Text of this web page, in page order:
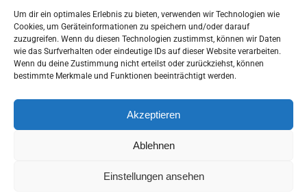
Um dir ein optimales Erlebnis zu bieten, verwenden wir Technologien wie
Cookies, um Geräteinformationen zu speichern und/oder darauf
zuzugreifen. Wenn du diesen Technologien zustimmst, können wir Daten
wie das Surfverhalten oder eindeutige IDs auf dieser Website verarbeiten.
Wenn du deine Zustimmung nicht erteilst oder zurückziehst, können
bestimmte Merkmale und Funktionen beeinträchtigt werden.
Akzeptieren
Ablehnen
Einstellungen ansehen
ERSTEDAMEN: Aufstieg in die
Regionalliga
Vorbehalten |Cookie Richtlinie (EU)|Impressum &